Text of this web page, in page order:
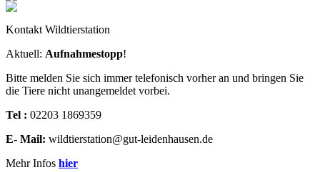
Kontakt Wildtierstation
Aktuell: Aufnahmestopp!
Bitte melden Sie sich immer telefonisch vorher an und bringen Sie
die Tiere nicht unangemeldet vorbei.
Tel : 02203 1869359
E- Mail: wildtierstation@gut-leidenhausen.de
Mehr Infos hier